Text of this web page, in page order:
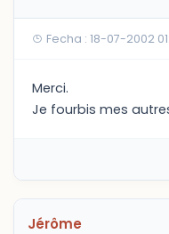
Fecha : 18-07-2002
Merci.
Je fourbis mes
Jérôme